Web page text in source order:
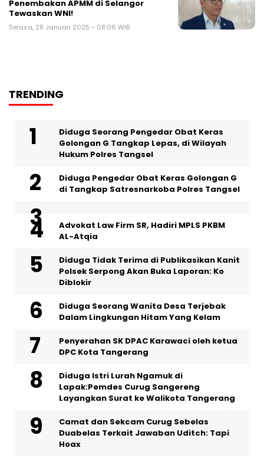
Penembakan APMM di Selangor
Tewaskan WNI!
Selasa, 28 Januari 2025 - 08:06 WIB
TRENDING
‎Diduga Seorang Pengedar Obat Keras
Golongan G Tangkap Lepas, di Wilayah
Hukum Polres Tangsel
Diduga Pengedar Obat Keras Golongan G
di Tangkap Satresnarkoba Polres Tangsel
Advokat Law Firm SR, Hadiri MPLS PKBM
AL-Atqia
Diduga Tidak Terima di Publikasikan Kanit
Polsek Serpong Akan Buka Laporan: Ko
Diblokir
‎Diduga Seorang Wanita Desa Terjebak
Dalam Lingkungan Hitam Yang Kelam
Penyerahan SK DPAC Karawaci oleh ketua
DPC Kota Tangerang
‎Diduga Istri Lurah Ngamuk di
Lapak:Pemdes Curug Sangereng
Layangkan Surat ke Walikota Tangerang
Camat dan Sekcam Curug Sebelas
Duabelas Terkait Jawaban Uditch: Tapi
Hoax